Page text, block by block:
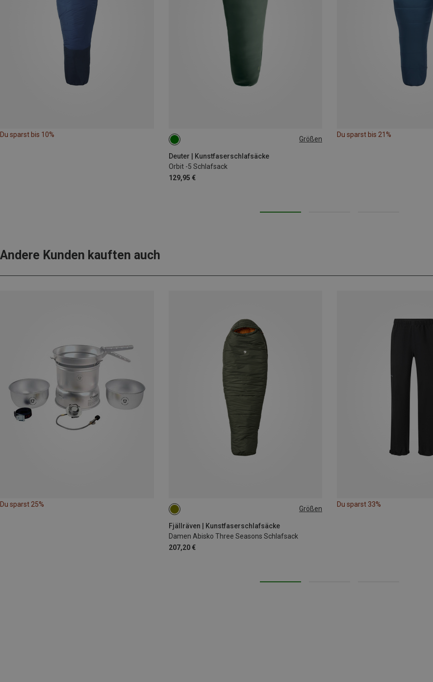
Du sparst bis 10%
Größen
Deuter | Kunstfaserschlafsäcke
Orbit -5 Schlafsack
129,95 €
MAX. 185CM | LEFT
Du sparst bis 21%
Andere Kunden kauften auch
Du sparst 25%
Größen
Fjällräven | Kunstfaserschlafsäcke
Damen Abisko Three Seasons Schlafsack
207,20 €
MAX. 175CM
Du sparst 33%